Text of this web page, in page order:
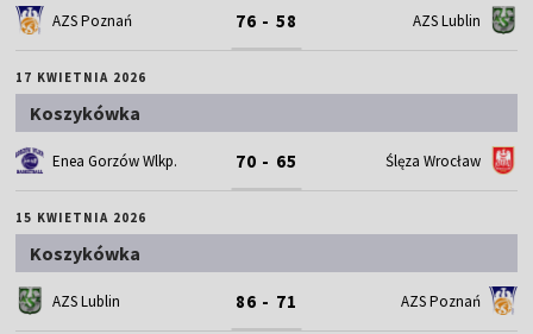
AZS Poznań 76 - 58 AZS Lublin
17 KWIETNIA 2026
Koszykówka
Enea Gorzów Wlkp. 70 - 65 Ślęza Wrocław
15 KWIETNIA 2026
Koszykówka
AZS Lublin 86 - 71 AZS Poznań